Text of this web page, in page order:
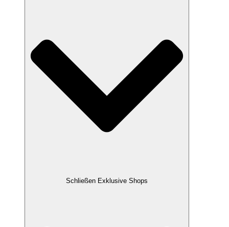
Schließen Exklusive Shops